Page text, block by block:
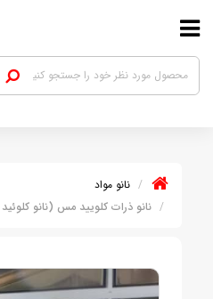
نانو مواد
نانو ذرات کلویید مس (نانو